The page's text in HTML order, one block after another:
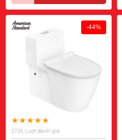
-44%
2735 Lượt đánh giá